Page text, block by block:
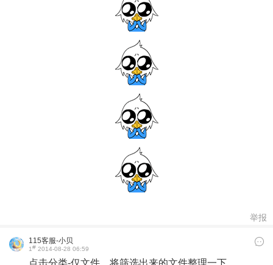
举报
115客服-小贝
1# 2014-08-28 06:59
点击分类-仅文件，将筛选出来的文件整理一下